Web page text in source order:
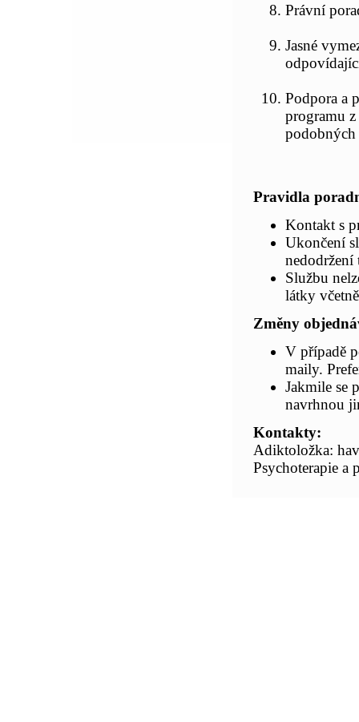
Právní
Jasné
Podpora a
programu
podobných
Pravidla
Kontakt s
Ukončení
Službu
látky
Změny
V případě
maily.
Jakmile se
navrhnou
Kontakty:
Adiktoložka:
Psychoterapie a